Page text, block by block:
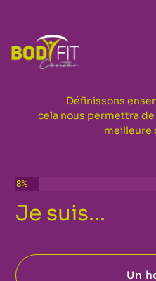
Définissons
cela nous permettra
meilleure
8%
Je suis...
Un